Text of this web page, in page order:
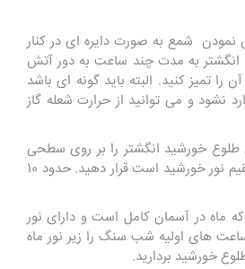
شمع به صورت دایره ای در کنار
انگشتر به مدت چند ساعت به دور آتش
را تمیز کنید. البته باید گونه ای باشد
نشود و می توانید از حرارت شعله گاز
طلوع خورشید انگشتر را بر روی سطحی
که در معرض تابش مستقیم نور خورشید است قرار دهید. حدود 10
ماه در آسمان کامل است و دارای نور
های اولیه شب سنگ را زیر نور ماه
خورشید بردارید.